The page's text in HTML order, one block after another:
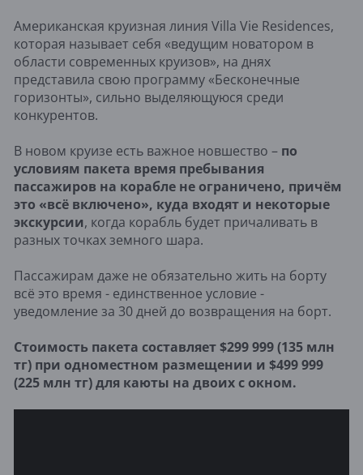
Американская круизная линия Villa Vie Residences,
которая называет себя «ведущим новатором в
области современных круизов», на днях
представила свою программу «Бесконечные
горизонты», сильно выделяющуюся среди
конкурентов.
В новом круизе есть важное новшество – по
условиям пакета время пребывания
пассажиров на корабле не ограничено, причём
это «всё включено», куда входят и некоторые
экскурсии, когда корабль будет причаливать в
разных точках земного шара.
Пассажирам даже не обязательно жить на борту
всё это время - единственное условие -
уведомление за 30 дней до возвращения на борт.
Стоимость пакета составляет $299 999 (135 млн
тг) при одноместном размещении и $499 999
(225 млн тг) для каюты на двоих с окном.